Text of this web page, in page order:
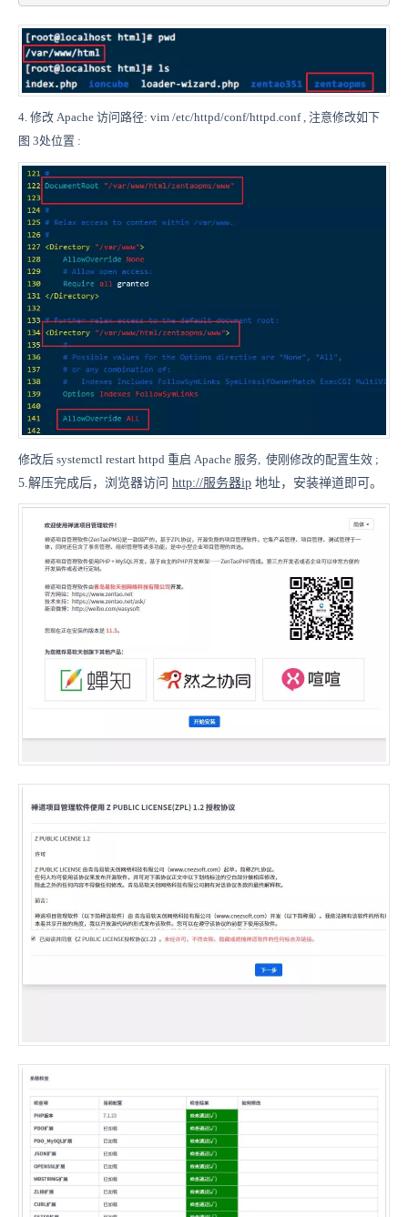
4. 修改 Apache 访问路径: vim /etc/httpd/conf/httpd.conf , 注意修改如下
图 3处位置 :
修改后 systemctl restart httpd 重启 Apache 服务, 使刚修改的配置生效 ;
5.解压完成后，浏览器访问 http://服务器ip 地址，安装禅道即可。